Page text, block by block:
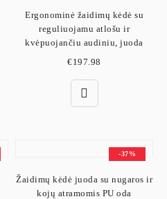
Ergonominė žaidimų kėdė su
reguliuojamu atlošu ir
kvėpuojančiu audiniu, juoda
€197.98
-37%
Žaidimų kėdė juoda su nugaros ir
kojų atramomis PU oda